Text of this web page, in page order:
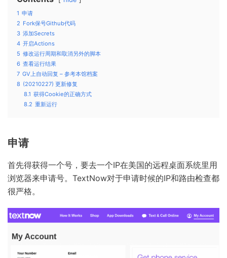
1 申请
2 Fork保号Github代码
3 添加Secrets
4 开启Actions
5 修改运行周期和取消另外的脚本
6 查看运行结果
7 GV上自动回复 – 参考本馆档案
8 (20210227) 更新修复
8.1 获得Cookie的正确方式
8.2 重新运行
申请
首先得获得一个号，要去一个IP在美国的远程桌面系统里用
浏览器来申请号。TextNow对于申请时候的IP和路由检查都
很严格。